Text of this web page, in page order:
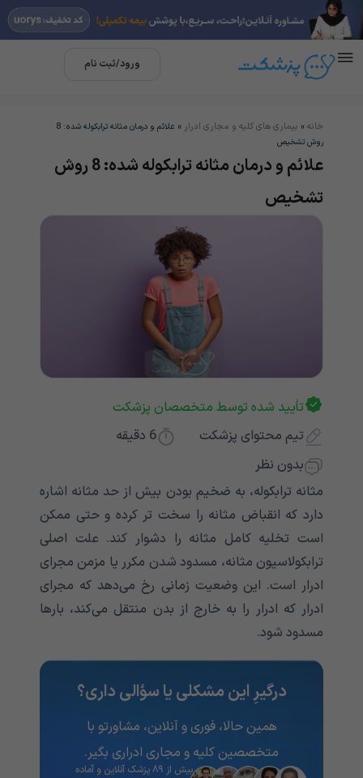
ورود/ثبت نام
خانه » بیماری های کلیه و مجاری ادرار »
علائم و درمان مثانه ترابکوله شده: 8
روش تشخیص
علائم و درمان مثانه ترابکوله شده: 8 روش
تشخیص
تأیید شده توسط متخصصان پزشکت
تیم محتوای پزشکت
6 دقیقه
بدون نظر
مثانه ترابکوله، به ضخیم بودن بیش از حد مثانه اشاره
دارد که انقباض مثانه را سخت تر کرده و حتی ممکن
است تخلیه کامل مثانه را دشوار کند. علت اصلی
ترابکولاسیون مثانه، مسدود شدن مکرر یا مزمن مجرای
ادرار است. این وضعیت زمانی رخ می‌‌‌‌‌‌‌‌‌‌‌‌‌دهد که مجرای
ادرار که ادرار را به خارج از بدن منتقل می‌‌‌‌‌‌‌‌‌‌‌‌‌کند، بارها
مسدود شود.
درگیرِ این مشکلی یا سؤالی داری؟
همین حالا، فوری و آنلاین، مشاورتو با
متخصصین کلیه و مجاری ادراری بگیر.
بیش از ۸۹ پزشک آنلاین و آماده